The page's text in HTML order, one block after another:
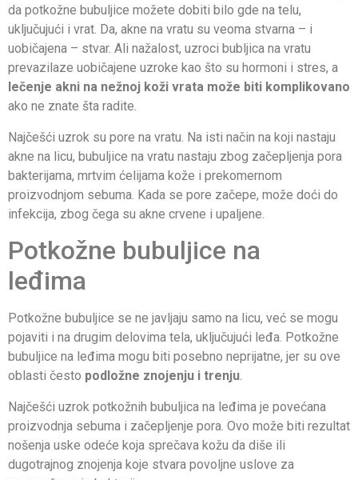
da potkožne bubuljice možete dobiti bilo gde na telu,
uključujući i vrat. Da, akne na vratu su veoma stvarna – i
uobičajena – stvar. Ali nažalost, uzroci bubljica na vratu
prevazilaze uobičajene uzroke kao što su hormoni i stres, a
lečenje akni na nežnoj koži vrata može biti komplikovano
ako ne znate šta radite.
Najčešći uzrok su pore na vratu. Na isti način na koji nastaju
akne na licu, bubuljice na vratu nastaju zbog začepljenja pora
bakterijama, mrtvim ćelijama kože i prekomernom
proizvodnjom sebuma. Kada se pore začepe, može doći do
infekcija, zbog čega su akne crvene i upaljene.
Potkožne bubuljice na
leđima
Potkožne bubuljice se ne javljaju samo na licu, već se mogu
pojaviti i na drugim delovima tela, uključujući leđa. Potkožne
bubuljice na leđima mogu biti posebno neprijatne, jer su ove
oblasti često podložne znojenju i trenju.
Najčešći uzrok potkožnih bubuljica na leđima je povećana
proizvodnja sebuma i začepljenje pora. Ovo može biti rezultat
nošenja uske odeće koja sprečava kožu da diše ili
dugotrajnog znojenja koje stvara povoljne uslove za